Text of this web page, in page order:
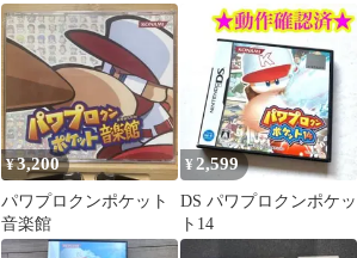
説明書付き 実況パワフ
ルプロ野球
¥3,200
パワプロクンポケット
音楽館
¥2,599
DS パワプロクンポケッ
ト14